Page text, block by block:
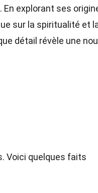
explorant ses
sur la spiritualité et
détail révèle une
Voici quelques faits